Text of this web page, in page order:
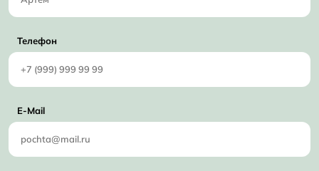
Телефон
E-Mail